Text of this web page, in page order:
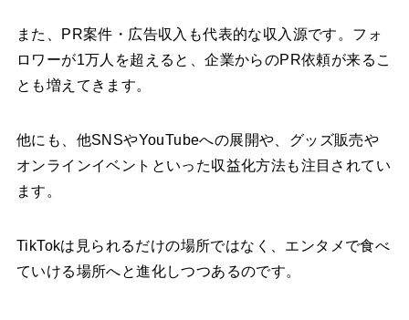
また、PR案件・広告収入も代表的な収入源です。フォ
ロワーが1万人を超えると、企業からのPR依頼が来るこ
とも増えてきます。
他にも、他SNSやYouTubeへの展開や、グッズ販売や
オンラインイベントといった収益化方法も注目されてい
ます。
TikTokは見られるだけの場所ではなく、エンタメで食べ
ていける場所へと進化しつつあるのです。